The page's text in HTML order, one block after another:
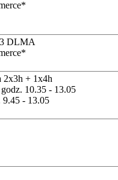
DLMA
2x3h + 1x4h
10.35 - 13.05
9.45 - 13.05